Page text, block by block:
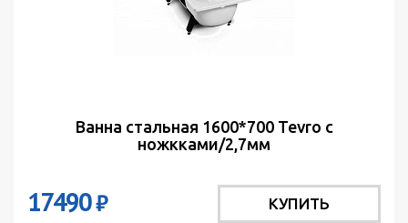
Ванна стальная 1600*700 Tevro с
ножкками/2,7мм
17490₽ КУПИТЬ